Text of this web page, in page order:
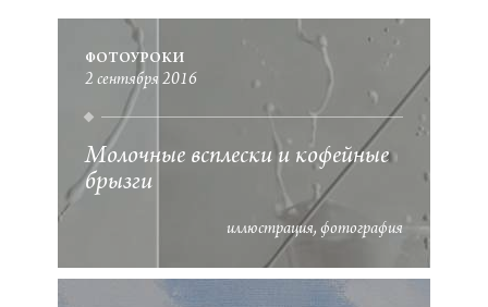
ФОТОУРОКИ
2 сентября 2016
Молочные всплески и кофейные
брызги
иллюстрация фотография